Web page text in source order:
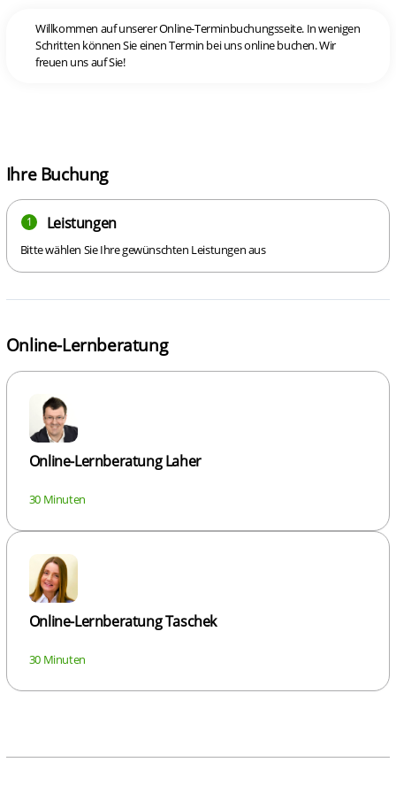
Willkommen auf unserer Online-Terminbuchungsseite. In wenigen
Schritten können Sie einen Termin bei uns online buchen. Wir
freuen uns auf Sie!
Online-Lernberatung
Online-Lernberatung Laher
30 Minuten
Online-Lernberatung Taschek
30 Minuten
Ihre Buchung
1 Leistungen
Bitte wählen Sie Ihre gewünschten Leistungen aus